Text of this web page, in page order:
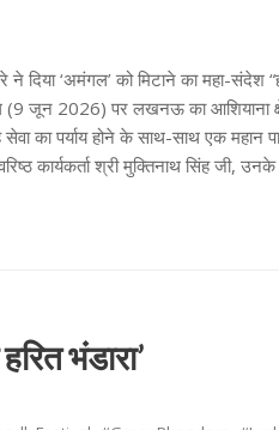
ने दिया ‘अमंगल’ को मिटाने का महा-
जून 2026) पर लखनऊ का आशियाना
का पर्याय होने के साथ-साथ एक महान
कार्यकर्ता श्री मुक्तिनाथ सिंह जी, उनके
भंडारा’